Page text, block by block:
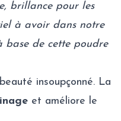
brillance pour les
à avoir dans notre
base de cette poudre
insoupçonné. La
et améliore le